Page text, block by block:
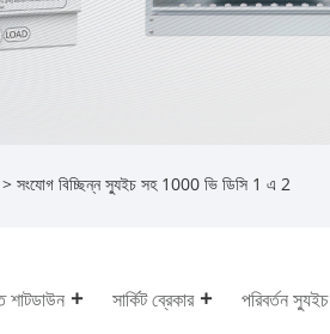
> সংযোগ বিচ্ছিন্ন স্যুইচ সহ 1000 ভি ডিসি 1 এ 2
শাটডাউন সার্কিট ব্রেকার পরিবর্তন স্যুইচ